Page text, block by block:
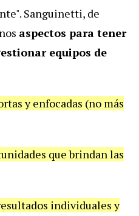
Sanguinetti, de
aspectos para tener
equipos de
y enfocadas (no más
que brindan las
individuales y